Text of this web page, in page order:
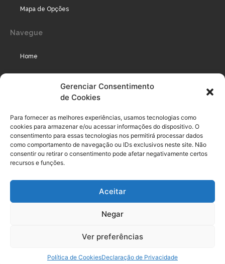
Gerenciar Consentimento
de Cookies
Para fornecer as melhores experiências, usamos tecnologias como
cookies para armazenar e/ou acessar informações do dispositivo. O
consentimento para essas tecnologias nos permitirá processar dados
como comportamento de navegação ou IDs exclusivos neste site. Não
consentir ou retirar o consentimento pode afetar negativamente certos
recursos e funções.
Aceitar
Negar
Ver preferências
Política de CookiesDeclaração de Privacidade
Mapa de Opções
Navegue
Home
Podcast
Legal
Termo de uso do usuário e assinante
Termos de Uso dos Cursos